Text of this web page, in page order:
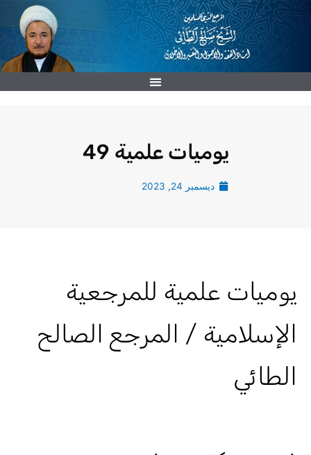
تخطي
يوميات علمية 49
ديسمبر 24, 2023
يوميات علمية للمرجعية
الإسلامية / المرجع الصالح
الطائي